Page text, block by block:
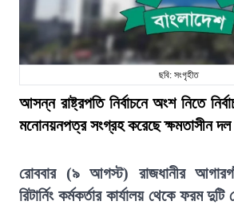
ছবি: সংগৃহীত
আসন্ন রাষ্ট্রপতি নির্বাচনে অংশ নিতে
মনোনয়নপত্র সংগ্রহ করেছে ক্ষমতাসীন দল
রোববার (৯ আগস্ট) রাজধানীর
রিটার্নিং কর্মকর্তার কার্যালয় থেকে ফরম